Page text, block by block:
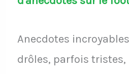
Anecdotes
drôles, parfois